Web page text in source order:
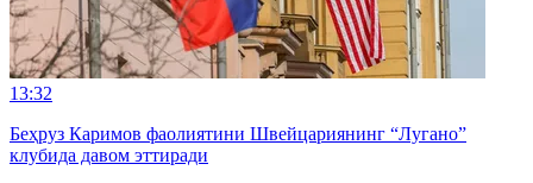
13:32
Беҳруз Каримов фаолиятини Швейцариянинг “Лугано”
клубида давом эттиради